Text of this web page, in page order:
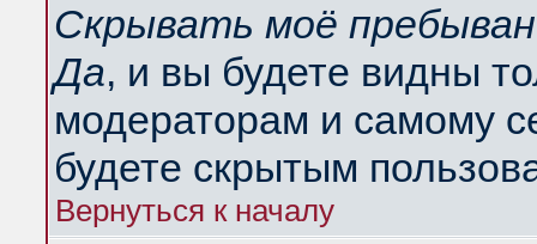
Скрывать моё
Да, и вы будете видны
модераторам и самому
будете скрытым
Вернуться к началу